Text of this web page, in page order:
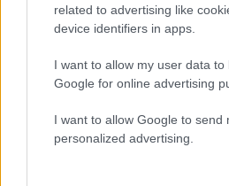
related to advertising like
device identifiers in apps.
I want to allow my user data to
Google for online advertising
I want to allow Google to send
personalized advertising.
Απίστευτο κι όμως
Aναστέλλονται τα
Χανίων επειδή
γιατρού
Στην Κρήτη ο
συνεχίζει τις
Πού βρέθηκε το